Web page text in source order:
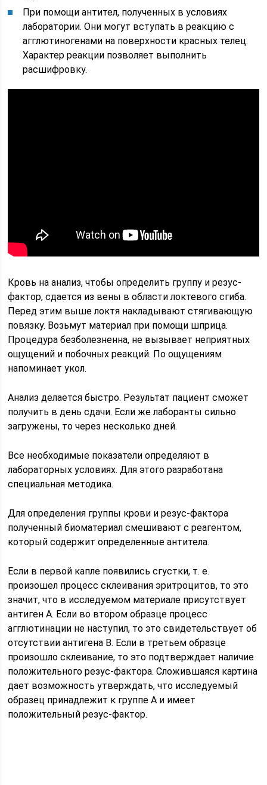
При помощи антител, полученных в условиях
лаборатории. Они могут вступать в реакцию с
агглютиногенами на поверхности красных телец.
Характер реакции позволяет выполнить
расшифровку.
Кровь на анализ, чтобы определить группу и резус-
фактор, сдается из вены в области локтевого сгиба.
Перед этим выше локтя накладывают стягивающую
повязку. Возьмут материал при помощи шприца.
Процедура безболезненна, не вызывает неприятных
ощущений и побочных реакций. По ощущениям
напоминает укол.
Анализ делается быстро. Результат пациент сможет
получить в день сдачи. Если же лаборанты сильно
загружены, то через несколько дней.
Все необходимые показатели определяют в
лабораторных условиях. Для этого разработана
специальная методика.
Для определения группы крови и резус-фактора
полученный биоматериал смешивают с реагентом,
который содержит определенные антитела.
Если в первой капле появились сгустки, т. е.
произошел процесс склеивания эритроцитов, то это
значит, что в исследуемом материале присутствует
антиген А. Если во втором образце процесс
агглютинации не наступил, то это свидетельствует об
отсутствии антигена В. Если в третьем образце
произошло склеивание, то это подтверждает наличие
положительного резус-фактора. Сложившаяся картина
дает возможность утверждать, что исследуемый
образец принадлежит к группе А и имеет
положительный резус-фактор.